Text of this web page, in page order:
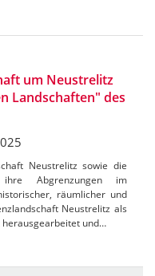
um Neustrelitz
Landschaften" des
Neustrelitz sowie die
ihre Abgrenzungen im
räumlicher und
Neustrelitz als
herausgearbeitet und…